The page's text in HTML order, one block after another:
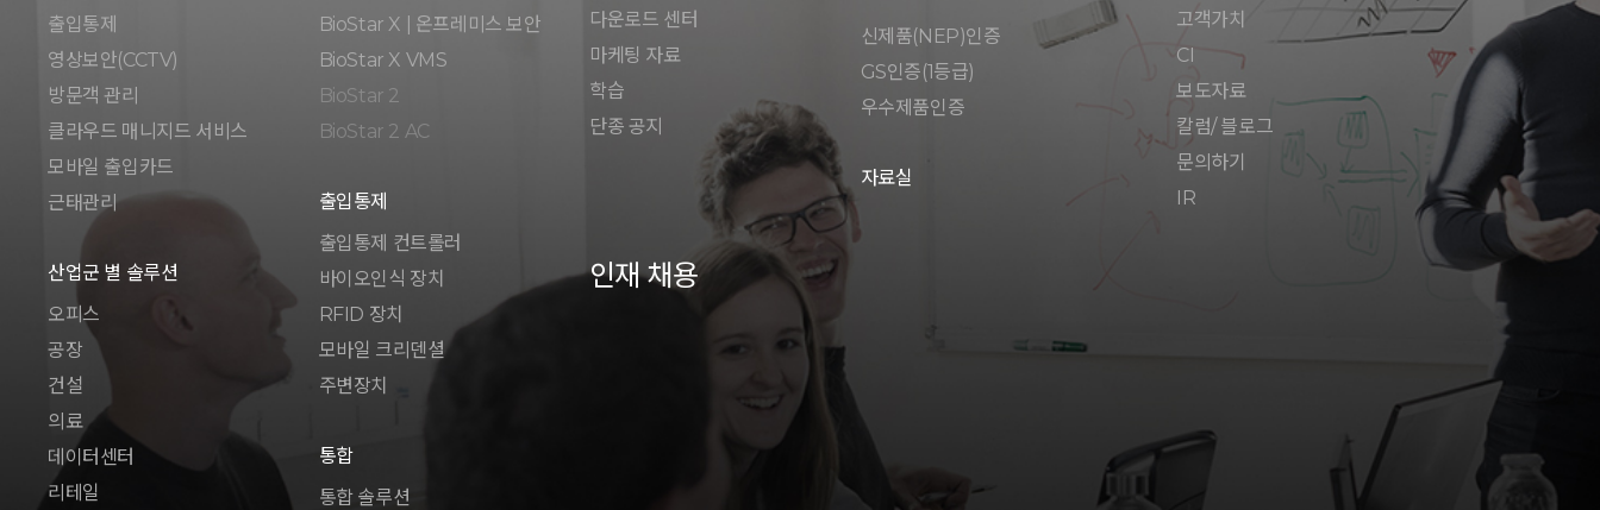
출입통제
영상보안(CCTV)
방문객 관리
클라우드 매니지드 서비스
모바일 출입카드
근태관리
산업군 별 솔루션
오피스
공장
건설
의료
데이터센터
리테일
BioStar X | 온프레미스 보안
BioStar X VMS
BioStar 2
BioStar 2 AC
출입통제
출입통제 컨트롤러
바이오인식 장치
RFID 장치
모바일 크리덴셜
주변장치
통합
통합 솔루션
다운로드 센터
마케팅 자료
학습
단종 공지
신제품(NEP)인증
GS인증(1등급)
우수제품인증
자료실
고객가치
CI
보도자료
칼럼/ 블로그
문의하기
IR
인재 채용